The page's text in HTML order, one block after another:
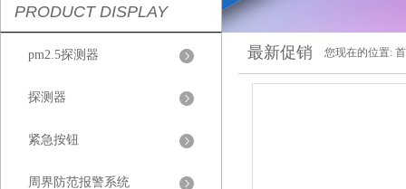
PRODUCT DISPLAY
pm2.5探测器
探测器
紧急按钮
周界防范报警系统
最新促销 您现在的位置: